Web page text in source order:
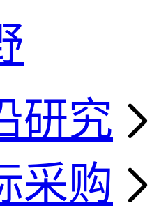
研究
采购